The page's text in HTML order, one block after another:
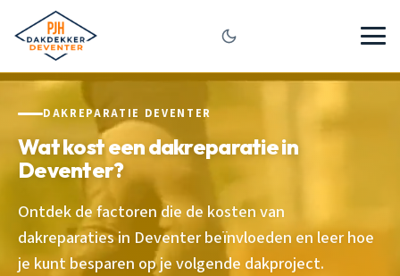
DAKREPARATIE DEVENTER
Wat kost een dakreparatie in
Deventer?
Ontdek de factoren die de kosten van
dakreparaties in Deventer beïnvloeden en leer hoe
je kunt besparen op je volgende dakproject.